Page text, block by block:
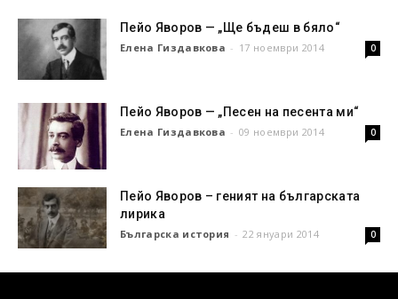
Пейо Яворов — „Ще бъдеш в бяло“
Елена Гиздавкова - 17 ноември 2014 0
Пейо Яворов — „Песен на песента ми“
Елена Гиздавкова - 09 ноември 2014 0
Пейо Яворов – геният на българската
лирика
Българска история - 22 януари 2014 0